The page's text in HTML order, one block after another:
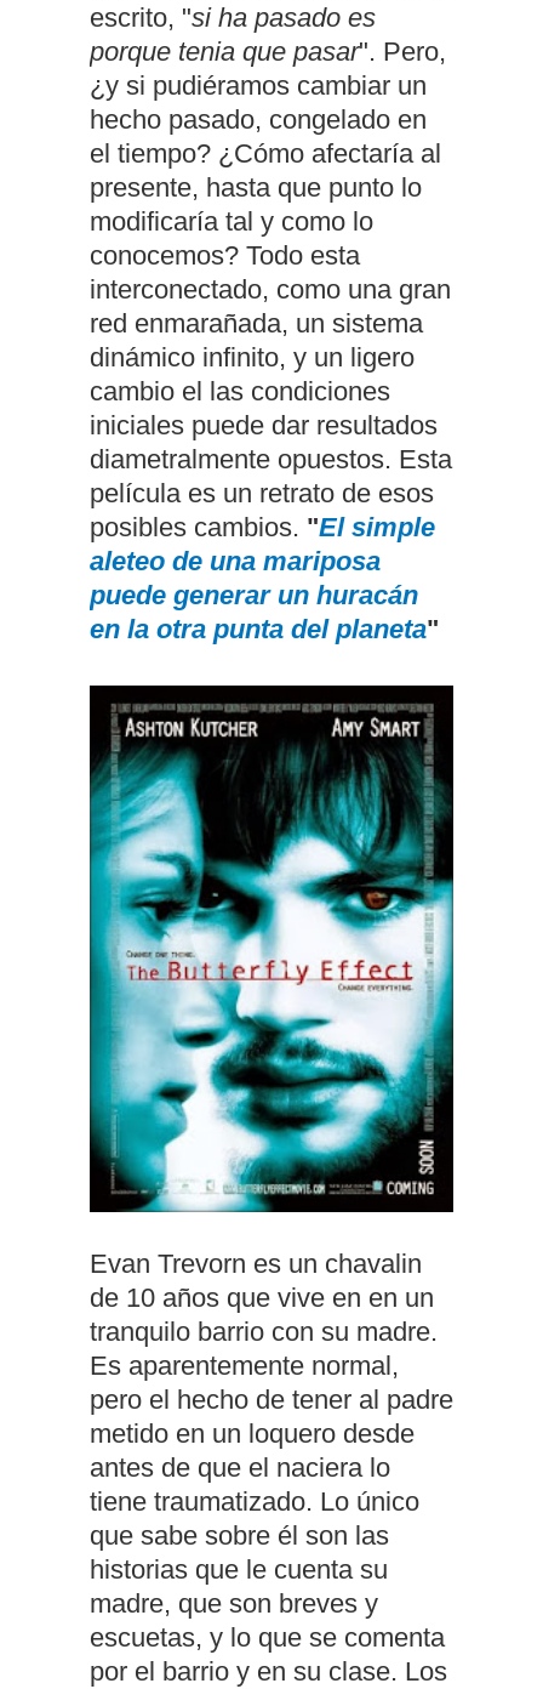
escrito, "si ha pasado es
porque tenia que pasar". Pero,
¿y si pudiéramos cambiar un
hecho pasado, congelado en
el tiempo? ¿Cómo afectaría al
presente, hasta que punto lo
modificaría tal y como lo
conocemos? Todo esta
interconectado, como una gran
red enmarañada, un sistema
dinámico infinito, y un ligero
cambio el las condiciones
iniciales puede dar resultados
diametralmente opuestos. Esta
película es un retrato de esos
posibles cambios. "El simple
aleteo de una mariposa
puede generar un huracán
en la otra punta del planeta"
Evan Trevorn es un chavalin
de 10 años que vive en en un
tranquilo barrio con su madre.
Es aparentemente normal,
pero el hecho de tener al padre
metido en un loquero desde
antes de que el naciera lo
tiene traumatizado. Lo único
que sabe sobre él son las
historias que le cuenta su
madre, que son breves y
escuetas, y lo que se comenta
por el barrio y en su clase. Los